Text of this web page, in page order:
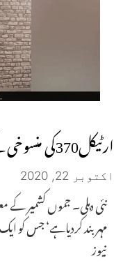
ارٹیکل370کی منسوخی کے خلاف لکھنے پر کشمیر ٹائمز مہر بند
اکتوبر 22, 2020
نئی دہلی۔ جموں کشمیر کے
مہر بند کردیاہے‘ جس کو
نیوز